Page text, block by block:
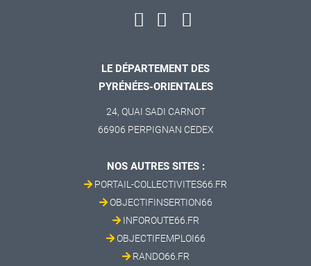
LE DÉPARTEMENT DES
PYRÉNÉES-ORIENTALES
24, QUAI SADI CARNOT
66906 PERPIGNAN CEDEX
NOS AUTRES SITES :
PORTAIL-COLLECTIVITES66.FR
OBJECTIFINSERTION66
INFOROUTE66.FR
OBJECTIFEMPLOI66
RANDO66.FR